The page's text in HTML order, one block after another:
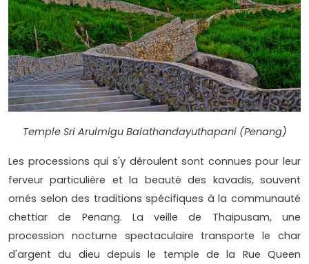
Temple Sri Arulmigu Balathandayuthapani (Penang)
Les processions qui s'y déroulent sont connues pour leur
ferveur particulière et la beauté des kavadis, souvent
ornés selon des traditions spécifiques à la communauté
chettiar de Penang. La veille de Thaipusam, une
procession nocturne spectaculaire transporte le char
d'argent du dieu depuis le temple de la Rue Queen